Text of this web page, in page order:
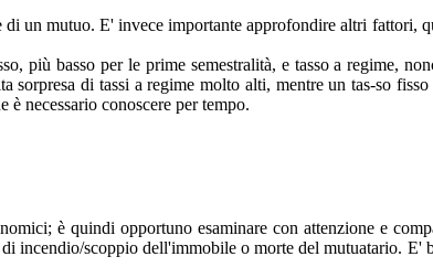
un mutuo. E' invece importante approfondire altri fattori,
più basso per le prime semestralità, e tasso a regime,
sorpresa di tassi a regime molto alti, mentre un tas-so
è necessario conoscere per tempo.
è quindi opportuno esaminare con attenzione e
incendio/scoppio dell'immobile o morte del mutuatario.